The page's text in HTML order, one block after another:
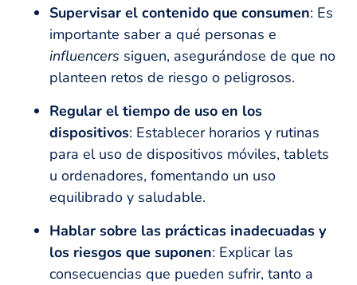
Supervisar el contenido que consumen: Es
importante saber a qué personas e
influencers siguen, asegurándose de que no
planteen retos de riesgo o peligrosos.
Regular el tiempo de uso en los
dispositivos: Establecer horarios y rutinas
para el uso de dispositivos móviles, tablets
u ordenadores, fomentando un uso
equilibrado y saludable.
Hablar sobre las prácticas inadecuadas y
los riesgos que suponen: Explicar las
consecuencias que pueden sufrir, tanto a